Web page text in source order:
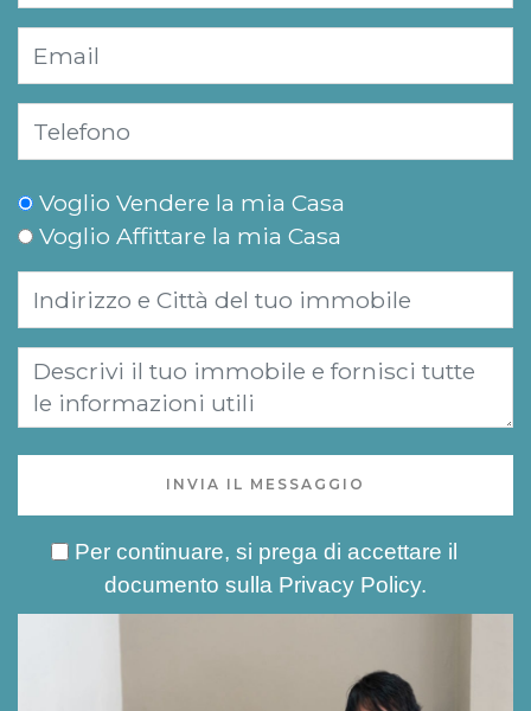
Voglio Vendere la mia Casa
Voglio Affittare la mia Casa
INVIA IL MESSAGGIO
Per continuare, si prega di accettare il
documento sulla Privacy Policy.